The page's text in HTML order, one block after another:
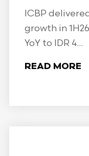
ICBP
growth in
YoY to IDR 4...
READ MORE